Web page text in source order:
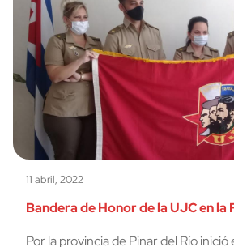
11 abril, 2022
Bandera de Honor de la UJC en la
Por la provincia de Pinar del Río